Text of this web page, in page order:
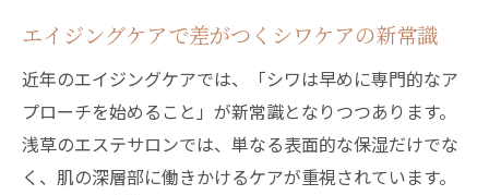
エイジングケアで差がつくシワケアの新常識
近年のエイジングケアでは、「シワは早めに専門的なア
プローチを始めること」が新常識となりつつあります。
浅草のエステサロンでは、単なる表面的な保湿だけでな
く、肌の深層部に働きかけるケアが重視されています。